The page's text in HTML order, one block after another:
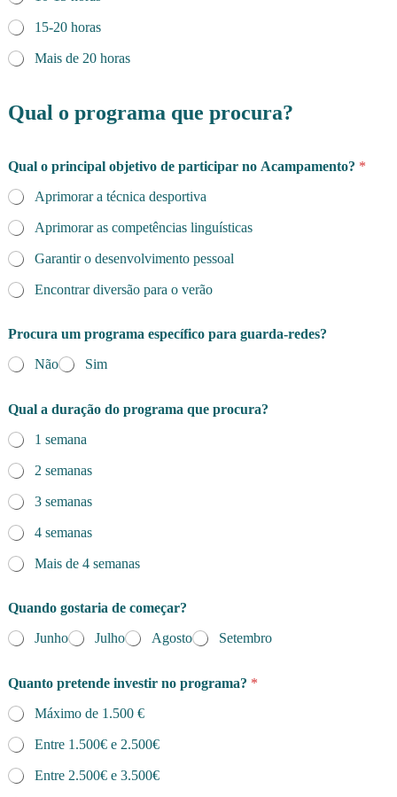
15-20 horas
Mais de 20 horas
Qual o programa que procura?
Qual o principal objetivo de participar no Acampamento? *
Aprimorar a técnica desportiva
Aprimorar as competências linguísticas
Garantir o desenvolvimento pessoal
Encontrar diversão para o verão
Procura um programa específico para guarda-redes?
Não
Sim
o
r
a
s
s
e
m
a
a
o
Qual a duração do programa que procura?
1 semana
2 semanas
3 semanas
4 semanas
Mais de 4 semanas
Quando gostaria de começar?
Junho
Julho Agosto Setembro
Quanto pretende investir no programa? *
Máximo de 1.500 €
Entre 1.500€ e 2.500€
Entre 2.500€ e 3.500€